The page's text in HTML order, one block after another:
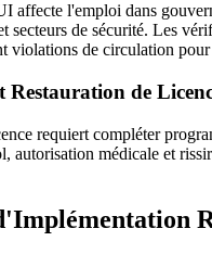
affecte l'emploi dans
secteurs de sécurité. Les
violations de circulation pour
Restauration de
requiert compléter
autorisation médicale et